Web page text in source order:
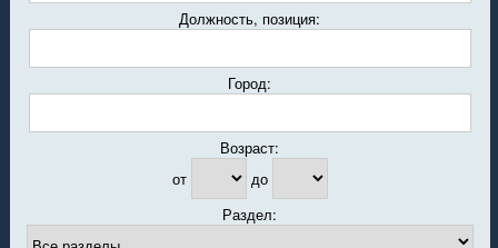
Должность, позиция:
Город:
Возраст:
от
до
Раздел: